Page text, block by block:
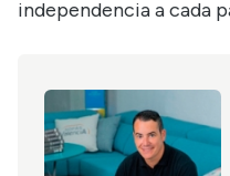
independencia a cada